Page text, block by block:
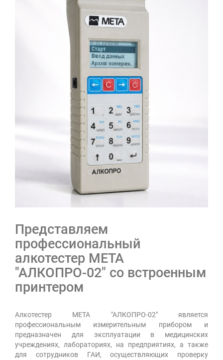
Представляем
профессиональный
алкотестер МЕТА
"АЛКОПРО-02" со встроенным
принтером
Алкотестер МЕТА "АЛКОПРО-02" является
профессиональным измерительным прибором и
предназначен для эксплуатации в медицинских
учреждениях, лабораториях, на предприятиях, а также
для сотрудников ГАИ, осуществляющих проверку